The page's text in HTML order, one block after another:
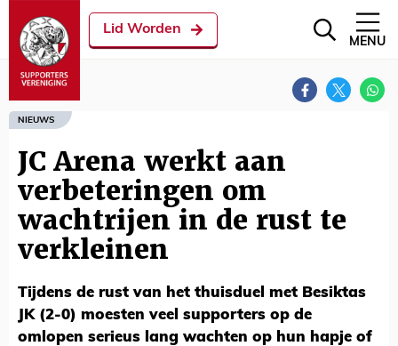
Lid Worden
MENU
NIEUWS
JC Arena werkt aan
verbeteringen om
wachtrijen in de rust te
verkleinen
Tijdens de rust van het thuisduel met Besiktas
JK (2-0) moesten veel supporters op de
omlopen serieus lang wachten op hun hapje of